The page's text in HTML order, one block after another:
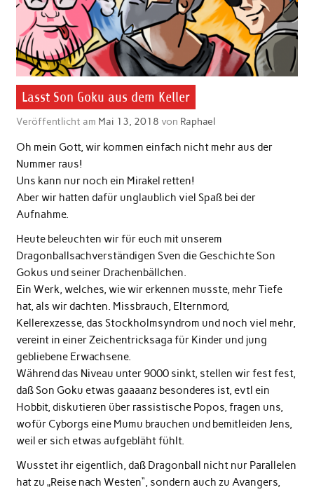
Lasst Son Goku aus dem Keller
Veröffentlicht am Mai 13, 2018 von Raphael
Oh mein Gott, wir kommen einfach nicht mehr aus der
Nummer raus!
Uns kann nur noch ein Mirakel retten!
Aber wir hatten dafür unglaublich viel Spaß bei der
Aufnahme.
Heute beleuchten wir für euch mit unserem
Dragonballsachverständigen Sven die Geschichte Son
Gokus und seiner Drachenbällchen.
Ein Werk, welches, wie wir erkennen musste, mehr Tiefe
hat, als wir dachten. Missbrauch, Elternmord,
Kellerexzesse, das Stockholmsyndrom und noch viel mehr,
vereint in einer Zeichentricksaga für Kinder und jung
gebliebene Erwachsene.
Während das Niveau unter 9000 sinkt, stellen wir fest fest,
daß Son Goku etwas gaaaanz besonderes ist, evtl ein
Hobbit, diskutieren über rassistische Popos, fragen uns,
wofür Cyborgs eine Mumu brauchen und bemitleiden Jens,
weil er sich etwas aufgebläht fühlt.
Wusstet ihr eigentlich, daß Dragonball nicht nur Parallelen
hat zu „Reise nach Westen“, sondern auch zu Avangers,